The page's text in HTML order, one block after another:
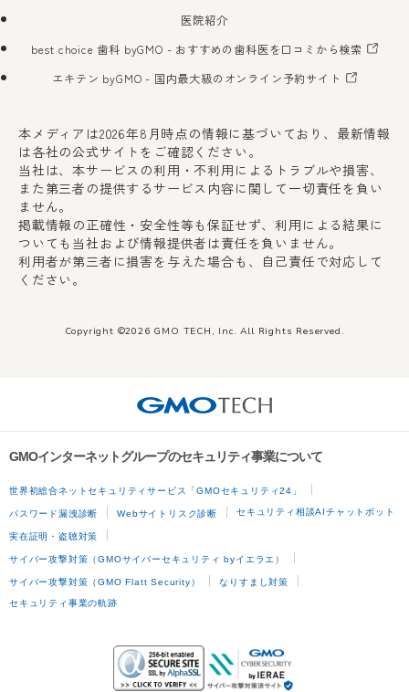
医院紹介
best choice 歯科 byGMO - おすすめの歯科医を口コミから検索
エキテン byGMO - 国内最大級のオンライン予約サイト
本メディアは2026年8月時点の情報に基づいており、最新情報
は各社の公式サイトをご確認ください。
当社は、本サービスの利用・不利用によるトラブルや損害、
また第三者の提供するサービス内容に関して一切責任を負い
ません。
掲載情報の正確性・安全性等も保証せず、利用による結果に
ついても当社および情報提供者は責任を負いません。
利用者が第三者に損害を与えた場合も、自己責任で対応して
ください。
Copyright ©2026 GMO TECH, Inc. All Rights Reserved.
GMOインターネットグループのセキュリティ事業について
世界初総合ネットセキュリティサービス「GMOセキュリティ24」
パスワード漏洩診断 Webサイトリスク診断 セキュリティ相談AIチャットボット
実在証明・盗聴対策
サイバー攻撃対策（GMOサイバーセキュリティ byイエラエ）
サイバー攻撃対策（GMO Flatt Security） なりすまし対策
セキュリティ事業の軌跡